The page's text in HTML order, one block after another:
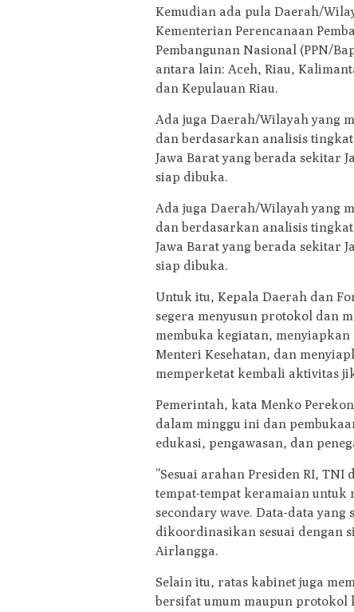
Kemudian ada pula Daerah/
Kementerian Perencanaan
Pembangunan Nasional (PPN/
antara lain: Aceh, Riau,
dan Kepulauan Riau.
Ada juga Daerah/Wilayah yang
dan berdasarkan analisis
Jawa Barat yang berada sekitar
siap dibuka.
Ada juga Daerah/Wilayah yang
dan berdasarkan analisis
Jawa Barat yang berada sekitar
siap dibuka.
Untuk itu, Kepala Daerah dan
segera menyusun protokol dan
membuka kegiatan,
Menteri Kesehatan, dan
memperketat kembali aktivitas
Pemerintah, kata Menko
dalam minggu ini dan
edukasi, pengawasan, dan
”Sesuai arahan Presiden RI,
tempat-tempat keramaian
secondary wave. Data-data
dikoordinasikan sesuai dengan
Airlangga.
Selain itu, ratas kabinet juga
bersifat umum maupun